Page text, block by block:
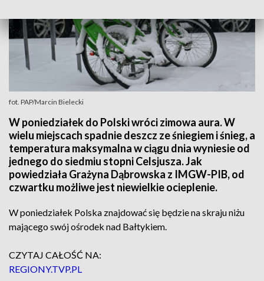
fot. PAP/Marcin Bielecki
W poniedziałek do Polski wróci zimowa aura. W
wielu miejscach spadnie deszcz ze śniegiem i śnieg, a
temperatura maksymalna w ciągu dnia wyniesie od
jednego do siedmiu stopni Celsjusza. Jak
powiedziała Grażyna Dąbrowska z IMGW-PIB, od
czwartku możliwe jest niewielkie ocieplenie.
W poniedziałek Polska znajdować się będzie na skraju niżu
mającego swój ośrodek nad Bałtykiem.
CZYTAJ CAŁOŚĆ NA:
REGIONY.TVP.PL